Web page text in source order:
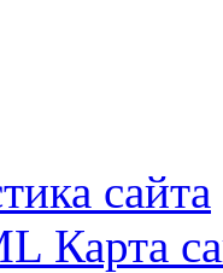
сайта
Карта